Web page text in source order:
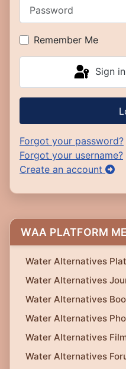
Remember Me
Sign
Forgot your password?
Forgot your username?
Create an account
WAA PLATFORM
Water Alternatives
Water Alternatives
Water Alternatives
Water Alternatives
Water Alternatives
Water Alternatives